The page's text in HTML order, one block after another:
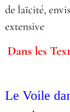
de laïcité,
extensive
Dans les
Le Voile